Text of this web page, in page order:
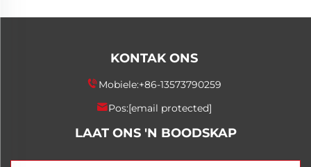
KONTAK ONS
Mobiele:+86-13573790259
Pos:[email protected]
LAAT ONS 'N BOODSKAP